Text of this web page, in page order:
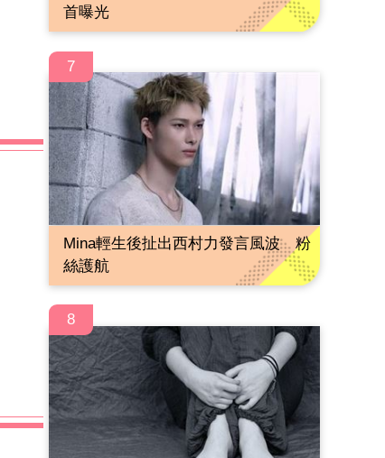
首曝光
7
Mina輕生後扯出西村力發言風波 粉
絲護航
8